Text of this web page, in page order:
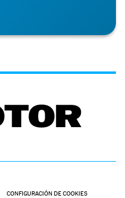
CONFIGURACIÓN DE COOKIES